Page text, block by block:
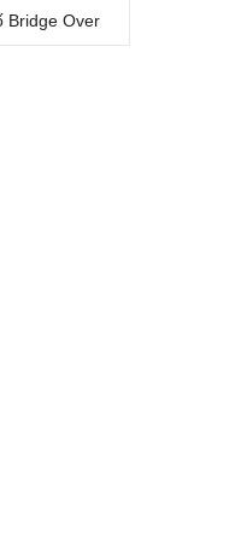
Bridge Over